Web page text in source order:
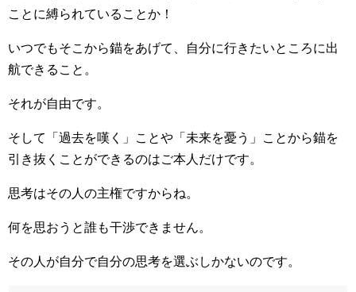
ことに縛られていることか！
いつでもそこから錨をあげて、自分に行きたいところに出
航できること。
それが自由です。
そして「過去を嘆く」ことや「未来を憂う」ことから錨を
引き抜くことができるのはご本人だけです。
思考はその人の主権ですからね。
何を思おうと誰も干渉できません。
その人が自分で自分の思考を選ぶしかないのです。